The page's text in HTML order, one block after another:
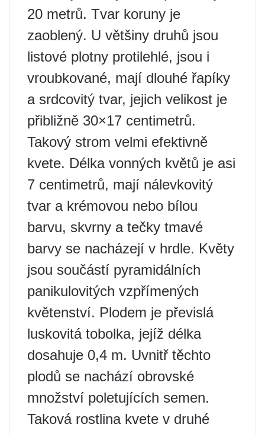
20 metrů. Tvar koruny je
zaoblený. U většiny druhů jsou
listové plotny protilehlé, jsou i
vroubkované, mají dlouhé řapíky
a srdcovitý tvar, jejich velikost je
přibližně 30×17 centimetrů.
Takový strom velmi efektivně
kvete. Délka vonných květů je asi
7 centimetrů, mají nálevkovitý
tvar a krémovou nebo bílou
barvu, skvrny a tečky tmavé
barvy se nacházejí v hrdle. Květy
jsou součástí pyramidálních
panikulovitých vzpřímených
květenství. Plodem je převislá
luskovitá tobolka, jejíž délka
dosahuje 0,4 m. Uvnitř těchto
plodů se nachází obrovské
množství poletujících semen.
Taková rostlina kvete v druhé